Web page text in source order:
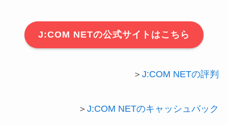
J:COM NETの公式サイトはこちら
＞J:COM NETの評判
＞J:COM NETのキャッシュバック